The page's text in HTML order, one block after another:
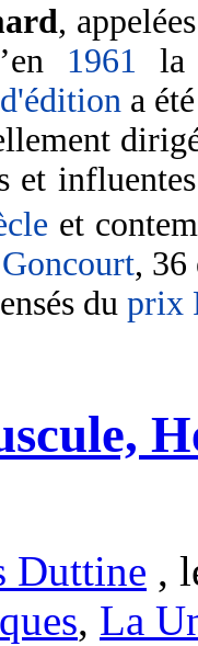
,
1961
a
et
et
,
du prix
Duttine ,
, La